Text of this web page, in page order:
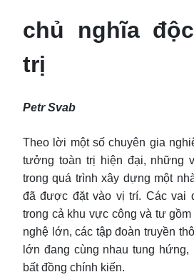
chủ nghĩa
trị
Petr Svab
Theo lời một số chuyên gia
tưởng toàn trị hiện đại, những
trong quá trình xây dựng một
đã được đặt vào vị trí. Các vai
trong cả khu vực công và tư
nghệ lớn, các tập đoàn truyền
lớn đang cùng nhau tung
bất đồng chính kiến.